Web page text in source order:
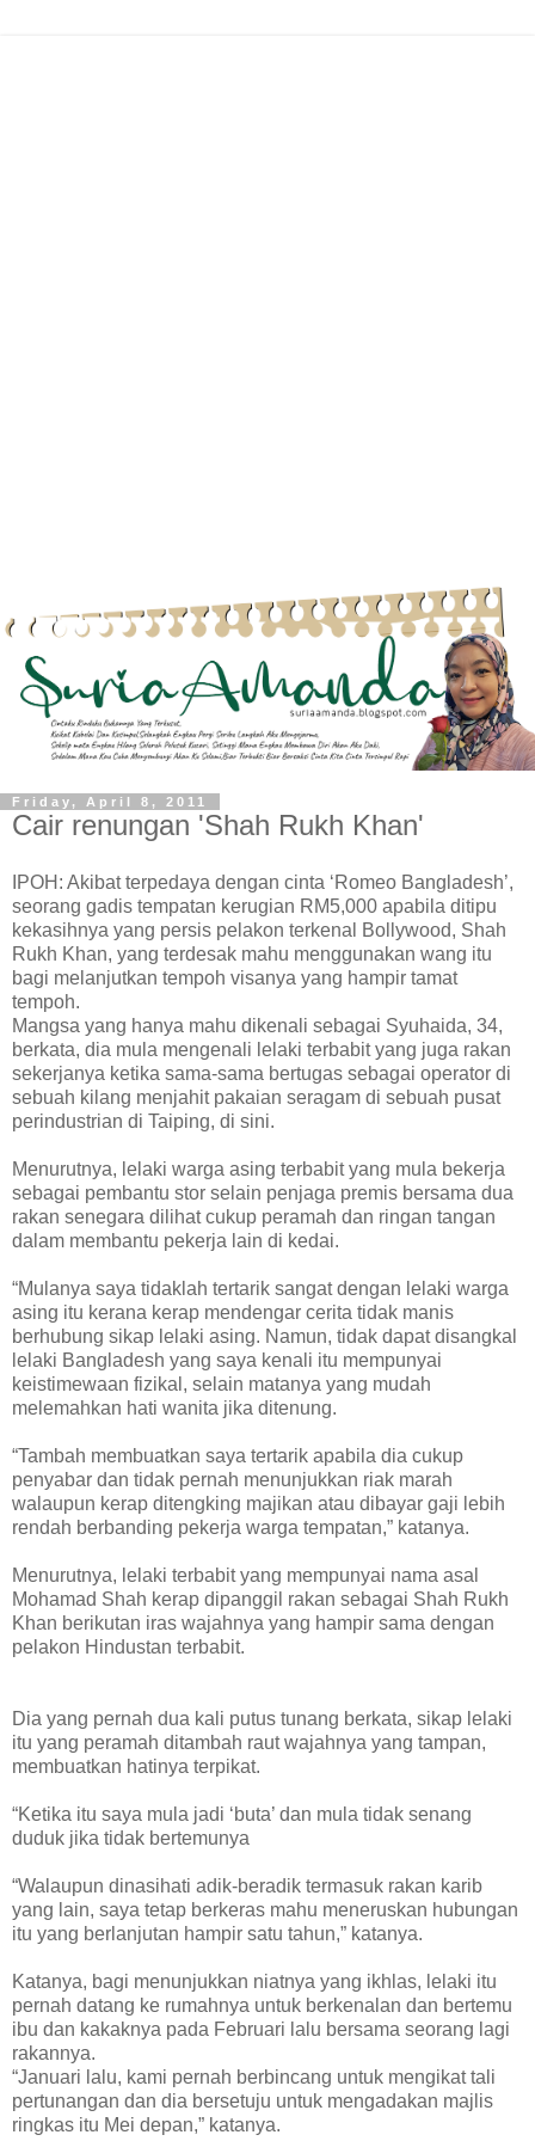
Friday, April 8, 2011
Cair renungan 'Shah Rukh Khan'
IPOH: Akibat terpedaya dengan cinta ‘Romeo Bangladesh’,
seorang gadis tempatan kerugian RM5,000 apabila ditipu
kekasihnya yang persis pelakon terkenal Bollywood, Shah
Rukh Khan, yang terdesak mahu menggunakan wang itu
bagi melanjutkan tempoh visanya yang hampir tamat
tempoh.
Mangsa yang hanya mahu dikenali sebagai Syuhaida, 34,
berkata, dia mula mengenali lelaki terbabit yang juga rakan
sekerjanya ketika sama-sama bertugas sebagai operator di
sebuah kilang menjahit pakaian seragam di sebuah pusat
perindustrian di Taiping, di sini.
Menurutnya, lelaki warga asing terbabit yang mula bekerja
sebagai pembantu stor selain penjaga premis bersama dua
rakan senegara dilihat cukup peramah dan ringan tangan
dalam membantu pekerja lain di kedai.
“Mulanya saya tidaklah tertarik sangat dengan lelaki warga
asing itu kerana kerap mendengar cerita tidak manis
berhubung sikap lelaki asing. Namun, tidak dapat disangkal
lelaki Bangladesh yang saya kenali itu mempunyai
keistimewaan fizikal, selain matanya yang mudah
melemahkan hati wanita jika ditenung.
“Tambah membuatkan saya tertarik apabila dia cukup
penyabar dan tidak pernah menunjukkan riak marah
walaupun kerap ditengking majikan atau dibayar gaji lebih
rendah berbanding pekerja warga tempatan,” katanya.
Menurutnya, lelaki terbabit yang mempunyai nama asal
Mohamad Shah kerap dipanggil rakan sebagai Shah Rukh
Khan berikutan iras wajahnya yang hampir sama dengan
pelakon Hindustan terbabit.
Dia yang pernah dua kali putus tunang berkata, sikap lelaki
itu yang peramah ditambah raut wajahnya yang tampan,
membuatkan hatinya terpikat.
“Ketika itu saya mula jadi ‘buta’ dan mula tidak senang
duduk jika tidak bertemunya
“Walaupun dinasihati adik-beradik termasuk rakan karib
yang lain, saya tetap berkeras mahu meneruskan hubungan
itu yang berlanjutan hampir satu tahun,” katanya.
Katanya, bagi menunjukkan niatnya yang ikhlas, lelaki itu
pernah datang ke rumahnya untuk berkenalan dan bertemu
ibu dan kakaknya pada Februari lalu bersama seorang lagi
rakannya.
“Januari lalu, kami pernah berbincang untuk mengikat tali
pertunangan dan dia bersetuju untuk mengadakan majlis
ringkas itu Mei depan,” katanya.